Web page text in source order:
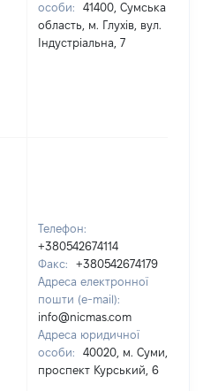
особи:
41400, Сумська
область, м. Глухів, вул.
Індустріальна, 7
Телефон:
+380542674114
Факс:
+380542674179
Адреса електронної
пошти (e-mail):
info@nicmas.com
Адреса юридичної
особи:
40020, м. Суми,
проспект Курський, 6